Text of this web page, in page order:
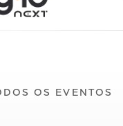
OS EVENTOS